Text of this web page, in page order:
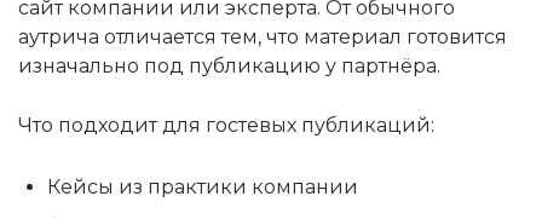
сайт компании или эксперта. От обычного
аутрича отличается тем, что материал готовится
изначально под публикацию у партнёра.
Что подходит для гостевых публикаций:
Кейсы из практики компании